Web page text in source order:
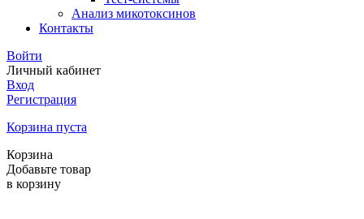
Анализ микотоксинов
Контакты
Войти
Личный кабинет
Вход
Регистрация
Корзина пуста
Корзина
Добавьте товар
в корзину